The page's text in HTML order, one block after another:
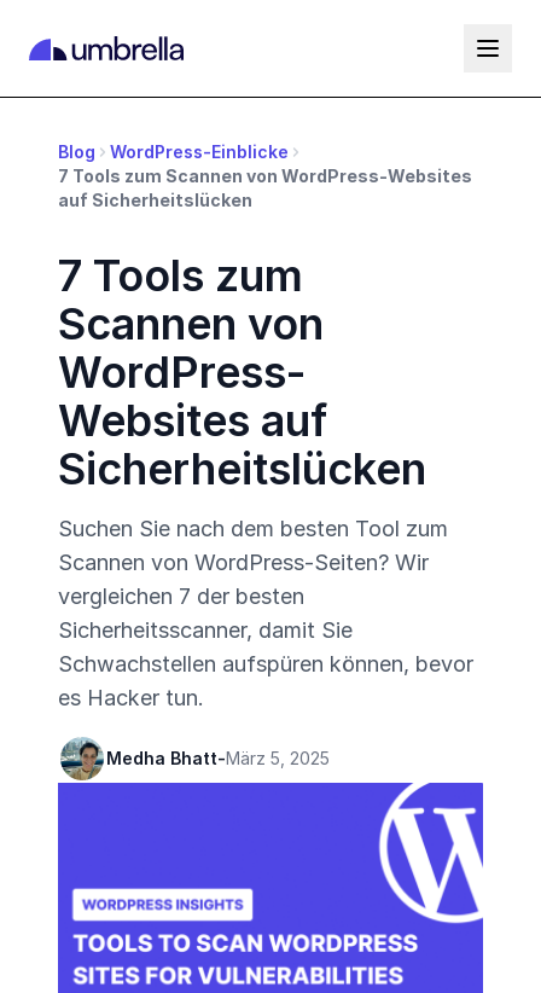
Blog
WordPress-Einblicke
7 Tools zum Scannen von WordPress-Websites
auf Sicherheitslücken
7 Tools zum
Scannen von
WordPress-
Websites auf
Sicherheitslücken
Suchen Sie nach dem besten Tool zum
Scannen von WordPress-Seiten? Wir
vergleichen 7 der besten
Sicherheitsscanner, damit Sie
Schwachstellen aufspüren können, bevor
es Hacker tun.
Medha Bhatt-März 5, 2025